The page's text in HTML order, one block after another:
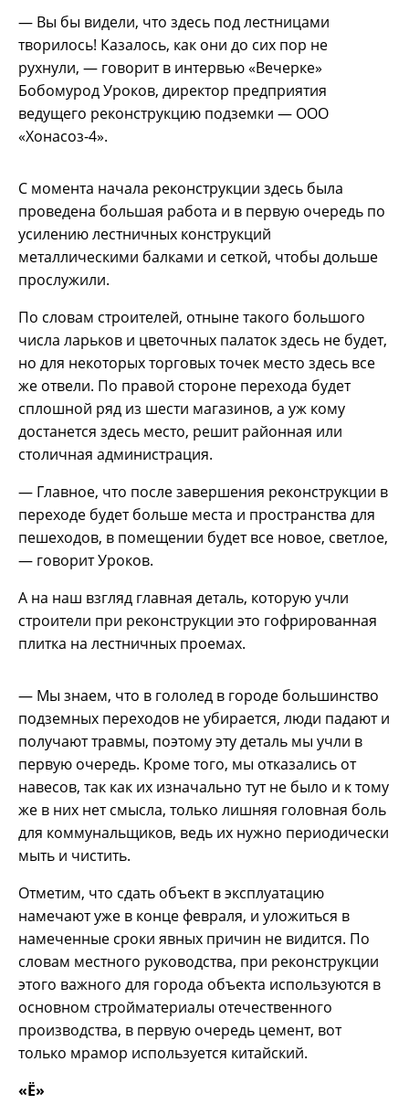
— Вы бы видели, что здесь под лестницами
творилось! Казалось, как они до сих пор не
рухнули, — говорит в интервью «Вечерке»
Бобомурод Уроков, директор предприятия
ведущего реконструкцию подземки — ООО
«Хонасоз-4».
С момента начала реконструкции здесь была
проведена большая работа и в первую очередь по
усилению лестничных конструкций
металлическими балками и сеткой, чтобы дольше
прослужили.
По словам строителей, отныне такого большого
числа ларьков и цветочных палаток здесь не будет,
но для некоторых торговых точек место здесь все
же отвели. По правой стороне перехода будет
сплошной ряд из шести магазинов, а уж кому
достанется здесь место, решит районная или
столичная администрация.
— Главное, что после завершения реконструкции в
переходе будет больше места и пространства для
пешеходов, в помещении будет все новое, светлое,
— говорит Уроков.
А на наш взгляд главная деталь, которую учли
строители при реконструкции это гофрированная
плитка на лестничных проемах.
— Мы знаем, что в гололед в городе большинство
подземных переходов не убирается, люди падают и
получают травмы, поэтому эту деталь мы учли в
первую очередь. Кроме того, мы отказались от
навесов, так как их изначально тут не было и к тому
же в них нет смысла, только лишняя головная боль
для коммунальщиков, ведь их нужно периодически
мыть и чистить.
Отметим, что сдать объект в эксплуатацию
намечают уже в конце февраля, и уложиться в
намеченные сроки явных причин не видится. По
словам местного руководства, при реконструкции
этого важного для города объекта используются в
основном стройматериалы отечественного
производства, в первую очередь цемент, вот
только мрамор используется китайский.
«Ё»